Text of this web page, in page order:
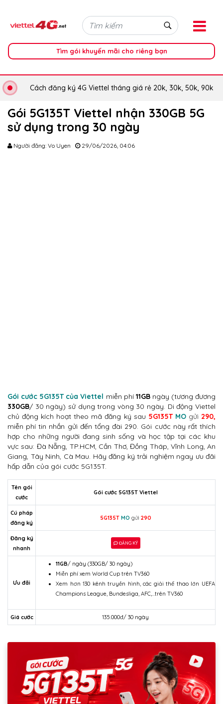
Tìm gói khuyến mãi cho riêng bạn
Cách đăng ký 4G Viettel tháng giá rẻ 20k, 30k, 50k, 90k
Gói 5G135T Viettel nhận 330GB 5G
sử dụng trong 30 ngày
Người đăng: Vo Uyen 29/06/2026, 04:06
Gói cước 5G135T của Viettel miễn phí 11GBngày (tương đương
330GB/ 30 ngày) sử dụng trong vòng 30 ngày. Di động Viettel
chủ động kích hoạt theo mã đăng ký sau 5G135TMO gửi 290,
miễn phí tin nhắn gửi đến tổng đài 290. Gói cước này rất thích
hợp cho những người đang sinh sống và học tập tại các khu
vực sau: Đà Nẵng, TP.HCM, Cần Thơ, Đồng Tháp, Vĩnh Long, An
Giang, Tây Ninh, Cà Mau. Hãy đăng ký trải nghiệm ngay ưu đãi
hấp dẫn của gói cước 5G135T.
Tên gói
cước
Gói cước 5G135T Viettel
Cú pháp
đăng ký
5G135TMO gửi 290
Đăng ký
nhanh
ĐĂNG KÝ
Ưu đãi
11GB/ ngày (330GB/ 30 ngày)
Miễn phí xem World Cup trên TV360
Xem hơn 130 kênh truyền hình, các giải thể thao lớn UEFA
Champions League, Bundesliga, AFC,…trên TV360
Giá cước 135.000đ/ 30 ngày